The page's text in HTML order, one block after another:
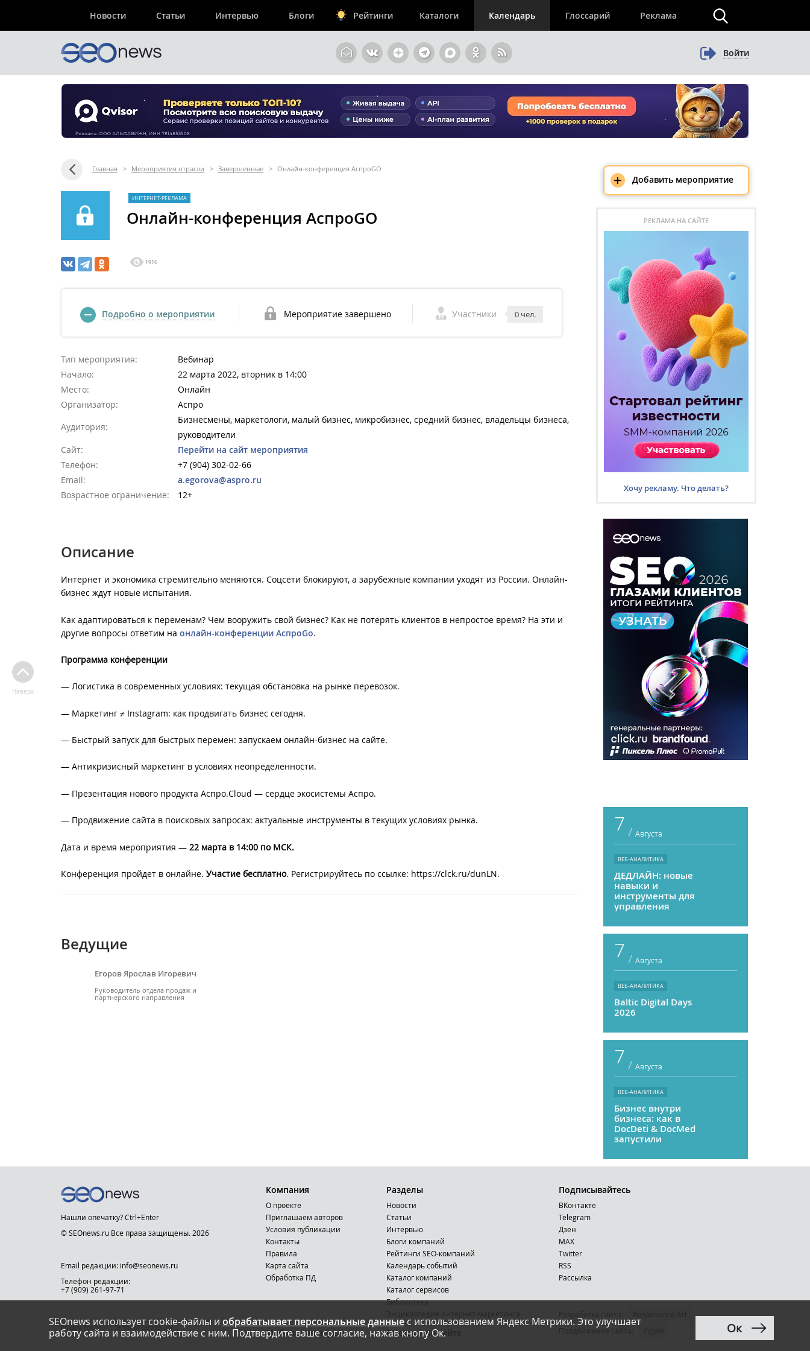
Новости Статьи Интервью Блоги Рейтинги Каталоги Календарь Глоссарий Реклама
Войти
Главная > Мероприятия отрасли > Завершенные > Онлайн-конференция АспроGO
ИНТЕРНЕТ-РЕКЛАМА
Онлайн-конференция АспроGO
1916
Подробно о мероприятии Мероприятие завершено Участники 0 чел.
Тип мероприятия:
Вебинар
Начало:
22 марта 2022, вторник в 14:00
Место:
Онлайн
Организатор:
Аспро
Аудитория:
Бизнесмены, маркетологи, малый бизнес, микробизнес, средний бизнес, владельцы бизнеса,
руководители
Сайт:
Перейти на сайт мероприятия
Телефон:
+7 (904) 302-02-66
Email:
a.egorova@aspro.ru
Возрастное ограничение:
12+
Описание
Интернет и экономика стремительно меняются. Соцсети блокируют, а зарубежные компании уходят из России. Онлайн-
бизнес ждут новые испытания.
Как адаптироваться к переменам? Чем вооружить свой бизнес? Как не потерять клиентов в непростое время? На эти и
другие вопросы ответим на онлайн-конференции АспроGo.
Программа конференции
— Логистика в современных условиях: текущая обстановка на рынке перевозок.
— Маркетинг ≠ Instagram: как продвигать бизнес сегодня.
— Быстрый запуск для быстрых перемен: запускаем онлайн-бизнес на сайте.
— Антикризисный маркетинг в условиях неопределенности.
— Презентация нового продукта Аспро.Cloud — сердце экосистемы Аспро.
— Продвижение сайта в поисковых запросах: актуальные инструменты в текущих условиях рынка.
Дата и время мероприятия — 22 марта в 14:00 по МСК.
Конференция пройдет в онлайне. Участие бесплатно. Регистрируйтесь по ссылке: https://clck.ru/dunLN.
Ведущие
Егоров Ярослав Игоревич
Руководитель отдела продаж и
партнерского направления
Наверх
+ Добавить мероприятие
РЕКЛАМА НА САЙТЕ
Хочу рекламу. Что делать?
7 / Августа
ВЕБ-АНАЛИТИКА
ДЕДЛАЙН: новые
навыки и
инструменты для
управления
7 / Августа
ВЕБ-АНАЛИТИКА
Baltic Digital Days
2026
7 / Августа
ВЕБ-АНАЛИТИКА
Бизнес внутри
бизнеса: как в
DocDeti & DocMed
запустили
как стартап
SEOnews использует cookie-файлы и обрабатывает персональные данныес использованием Яндекс Метрики. Это улучшает
работу сайта и взаимодействие с ним. Подтвердите ваше согласие, нажав кнопу Ок.
Ок
Нашли опечатку? Ctrl+Enter
© SEOnews.ru Все права защищены. 2026
Email редакции: info@seonews.ru
Телефон редакции:
+7 (909) 261-97-71
This site is protected by reCAPTCHA and the Google
Privacy Policyand Terms of Serviceapply.
Компания
О проекте
Приглашаем авторов
Условия публикации
Контакты
Правила
Карта сайта
Обработка ПД
Мобильная версия
Разделы
Новости
Статьи
Интервью
Блоги компаний
Рейтинги SEO-компаний
Календарь событий
Каталог компаний
Каталог сервисов
Библиотека
Реклама на сайте
Подписывайтесь
ВКонтакте
Telegram
Дзен
MAX
Тwitter
RSS
Рассылка
Продвижение сайта
12+